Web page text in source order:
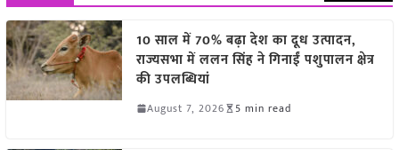
10 साल में 70% बढ़ा देश का दूध उत्पादन,
राज्यसभा में ललन सिंह ने गिनाईं पशुपालन क्षेत्र
की उपलब्धियां
August 7, 2026 5 min read